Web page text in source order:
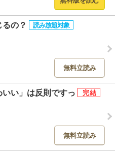
の？
無料立読み
い」は反則ですっ
無料立読み